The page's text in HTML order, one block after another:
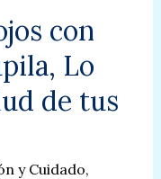
con
Lo
de tus
y Cuidado,